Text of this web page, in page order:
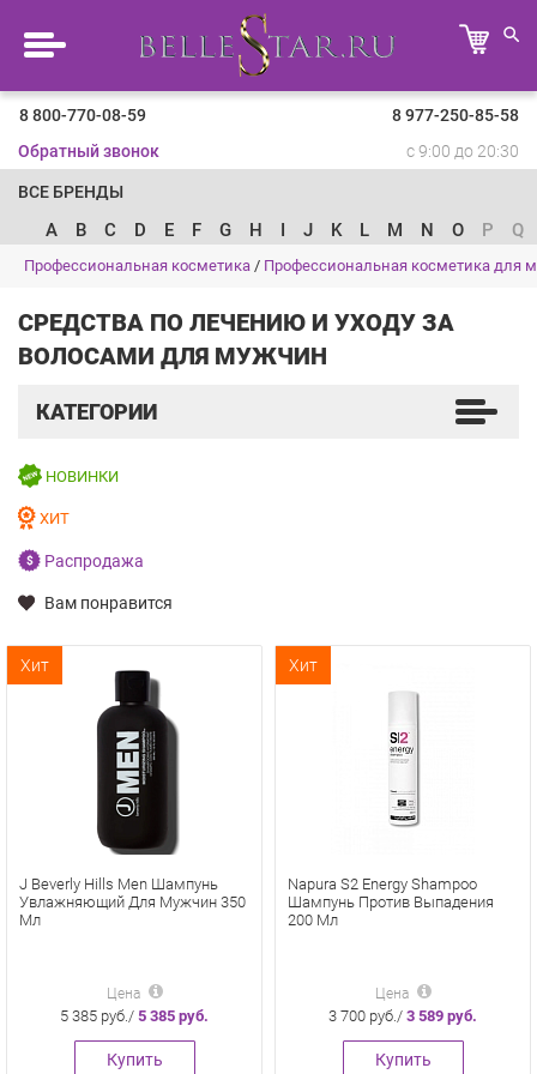
8 800-770-08-59
8 977-250-85-58
Обратный звонок
с 9:00 до 20:30
ВСЕ БРЕНДЫ
A B C D E F G H I J K L M N O P Q
Профессиональная косметика / Профессиональная косметика для
СРЕДСТВА ПО ЛЕЧЕНИЮ И УХОДУ ЗА
ВОЛОСАМИ ДЛЯ МУЖЧИН
КАТЕГОРИИ
НОВИНКИ
ХИТ
Распродажа
Вам понравится
Хит
J Beverly Hills Men Шампунь
Увлажняющий Для Мужчин 350
Мл
Цена
5 385 руб./ 5 385 руб.
Купить
Хит
Napura S2 Energy Shampoo
Шампунь Против Выпадения
200 Мл
Цена
3 700 руб./ 3 589 руб.
Купить